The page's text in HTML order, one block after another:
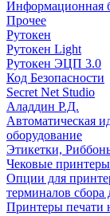
Информационная
Прочее
Рутокен
Рутокен Light
Рутокен ЭЦП 3.0
Код Безопасности
Secret Net Studio
Аладдин Р.Д.
Автоматическая
оборудование
Этикетки,
Чековые
Опции для
терминалов сбора
Принтеры печати